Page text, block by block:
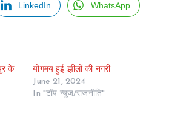
LinkedIn WhatsApp
के
योगमय हुई झीलों की नगरी
June 21, 2024
In "टॉप न्यूज/राजनीति"